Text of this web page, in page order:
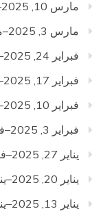
مارس 10, 2025–مارس 16, 2025
مارس 3, 2025–مارس 9, 2025
فبراير 24, 2025–مارس 2, 2025
فبراير 17, 2025–فبراير 23, 2025
فبراير 10, 2025–فبراير 16, 2025
فبراير 3, 2025–فبراير 9, 2025
يناير 27, 2025–فبراير 2, 2025
يناير 20, 2025–يناير 26, 2025
يناير 13, 2025–يناير 19, 2025